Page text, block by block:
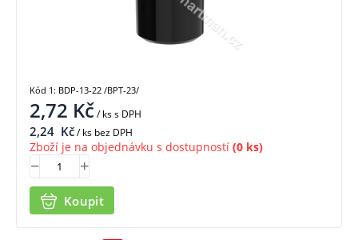
2,72 Kč/ kss DPH
2,24 Kč/ ks bez DPH
Zboží je na objednávku s dostupností (0 ks)
Koupit
Kód 1: BDP-13-22 /BPT-23/